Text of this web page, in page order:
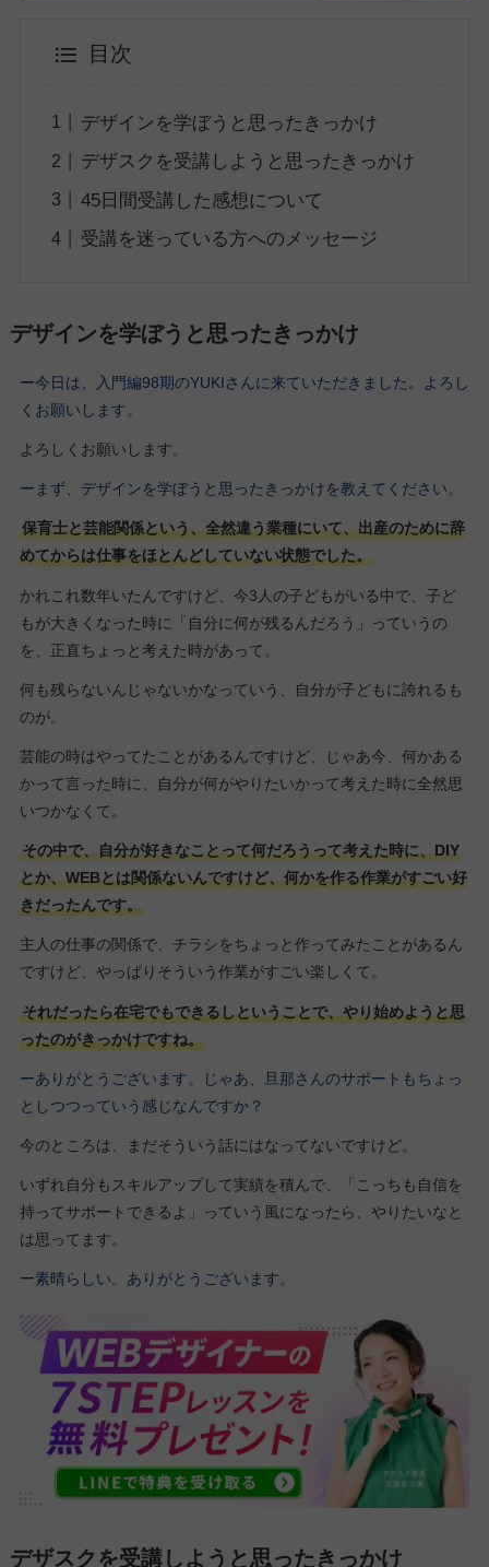
目次
デザインを学ぼうと思ったきっかけ
デザスクを受講しようと思ったきっかけ
45日間受講した感想について
受講を迷っている方へのメッセージ
デザインを学ぼうと思ったきっかけ
ー今日は、入門編98期のYUKIさんに来ていただきました。よろし
くお願いします。
よろしくお願いします。
ーまず、デザインを学ぼうと思ったきっかけを教えてください。
保育士と芸能関係という、全然違う業種にいて、出産のために辞
めてからは仕事をほとんどしていない状態でした。
かれこれ数年いたんですけど、今3人の子どもがいる中で、子ど
もが大きくなった時に「自分に何が残るんだろう」っていうの
を、正直ちょっと考えた時があって。
何も残らないんじゃないかなっていう、自分が子どもに誇れるも
のが。
芸能の時はやってたことがあるんですけど、じゃあ今、何かある
かって言った時に、自分が何がやりたいかって考えた時に全然思
いつかなくて。
その中で、自分が好きなことって何だろうって考えた時に、DIY
とか、WEBとは関係ないんですけど、何かを作る作業がすごい好
きだったんです。
主人の仕事の関係で、チラシをちょっと作ってみたことがあるん
ですけど、やっぱりそういう作業がすごい楽しくて。
それだったら在宅でもできるしということで、やり始めようと思
ったのがきっかけですね。
ーありがとうございます。じゃあ、旦那さんのサポートもちょっ
としつつっていう感じなんですか？
今のところは、まだそういう話にはなってないですけど。
いずれ自分もスキルアップして実績を積んで、「こっちも自信を
持ってサポートできるよ」っていう風になったら、やりたいなと
は思ってます。
ー素晴らしい。ありがとうございます。
デザスクを受講しようと思ったきっかけ